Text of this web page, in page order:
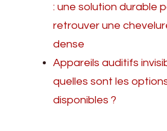
: une solution durable
retrouver une
dense
Appareils auditifs
quelles sont les
disponibles ?